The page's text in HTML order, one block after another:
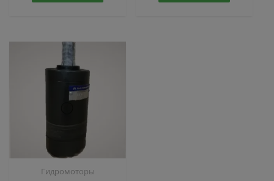
Гидромоторы